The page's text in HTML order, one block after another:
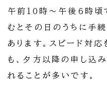
午前10時～午後6時頃
むとその日のうちに手
あります。スピード対
も、夕方以降の申し込
れることが多いです。